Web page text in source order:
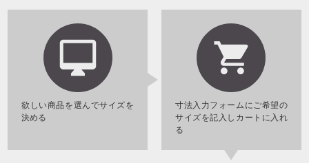
欲しい商品を選んでサイズを
決める
寸法入力フォームにご希望の
サイズを記入しカートに入れ
る